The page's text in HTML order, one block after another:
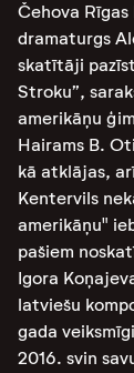
Čehova
dramaturgs
skatītāji
Stroku”,
amerikāņu
Hairams B.
kā atklājas,
Kentervils
amerikāņu"
pašiem
Igora
latviešu
gada
2016. svin